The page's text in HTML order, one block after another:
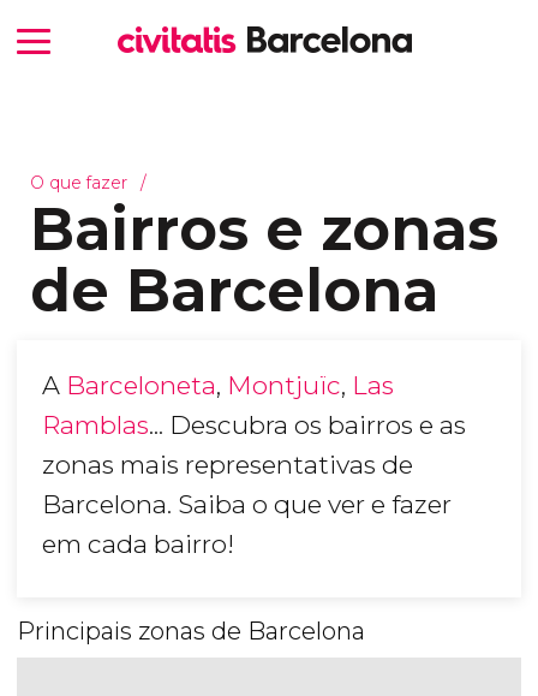
O que fazer
Bairros e zonas
de Barcelona
A Barceloneta, Montjuïc, Las
Ramblas... Descubra os bairros e as
zonas mais representativas de
Barcelona. Saiba o que ver e fazer
em cada bairro!
Principais zonas de Barcelona